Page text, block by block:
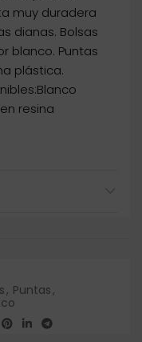
muy duradera
dianas. Bolsas
blanco. Puntas
plástica.
resina
, Puntas,